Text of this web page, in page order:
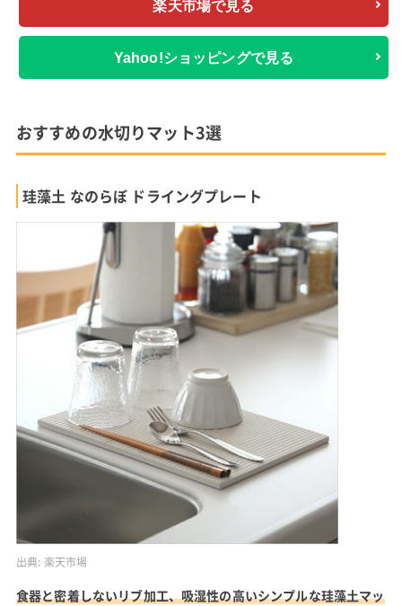
楽天市場で見る
Yahoo!ショッピングで見る
おすすめの水切りマット3選
珪藻土 なのらぼ ドライングプレート
出典: 楽天市場
食器と密着しないリブ加工、吸湿性の高いシンプルな珪藻土マッ